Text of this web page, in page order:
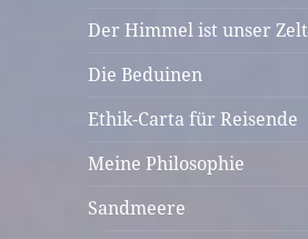
Der Himmel ist unser Zelt
Die Beduinen
Ethik-Carta für Reisende
Meine Philosophie
Sandmeere